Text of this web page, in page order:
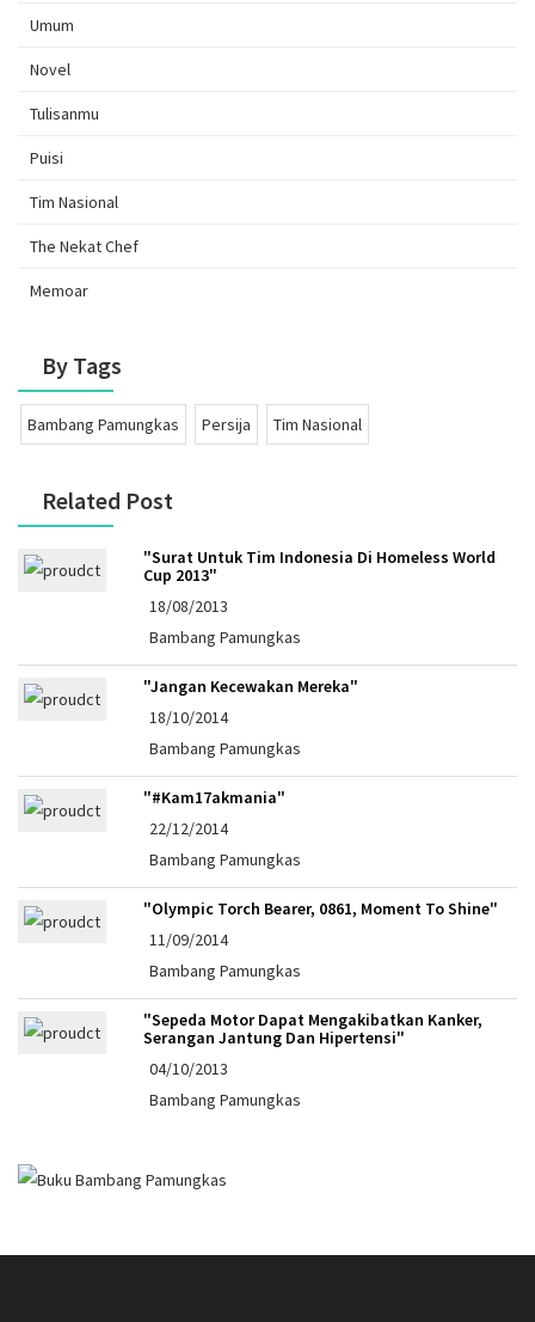
Umum
Novel
Tulisanmu
Puisi
Tim Nasional
The Nekat Chef
Memoar
By Tags
Bambang Pamungkas Persija Tim Nasional
Related Post
"Surat Untuk Tim Indonesia Di Homeless World
Cup 2013"
18/08/2013
Bambang Pamungkas
"Jangan Kecewakan Mereka"
18/10/2014
Bambang Pamungkas
"#Kam17akmania"
22/12/2014
Bambang Pamungkas
"Olympic Torch Bearer, 0861, Moment To Shine"
11/09/2014
Bambang Pamungkas
"Sepeda Motor Dapat Mengakibatkan Kanker,
Serangan Jantung Dan Hipertensi"
04/10/2013
Bambang Pamungkas